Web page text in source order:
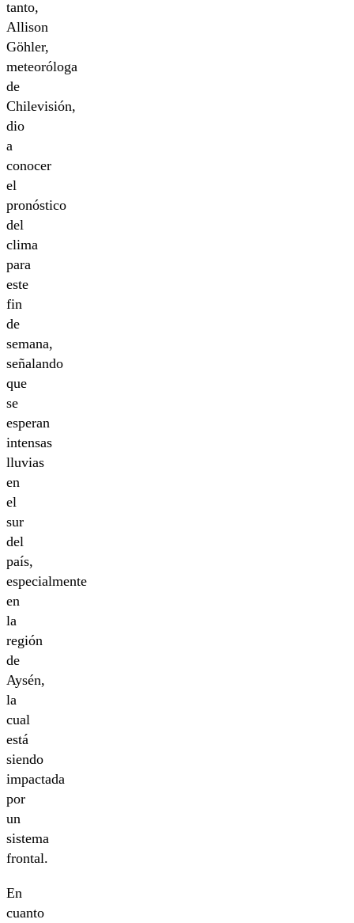
tanto,
Allison
Göhler,
meteoróloga
de
Chilevisión,
dio
a
conocer
el
pronóstico
del
clima
para
este
fin
de
semana,
señalando
que
se
esperan
intensas
lluvias
en
el
sur
del
país,
especialmente
en
la
región
de
Aysén,
la
cual
está
siendo
impactada
por
un
sistema
frontal.
En
cuanto